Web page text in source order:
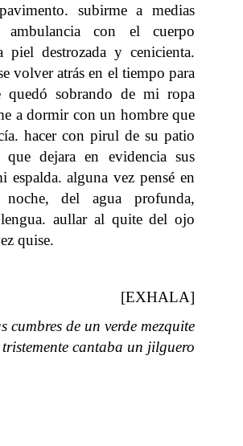
subirme a medias
con el cuerpo
piel destrozada y cenicienta.
volver atrás en el tiempo para
quedó sobrando de mi ropa
a dormir con un hombre que
hacer con pirul de su patio
que dejara en evidencia sus
espalda. alguna vez pensé en
del agua profunda,
lengua. aullar al quite del ojo
quise.
[EXHALA]
cumbres de un verde mezquite
tristemente cantaba un jilguero